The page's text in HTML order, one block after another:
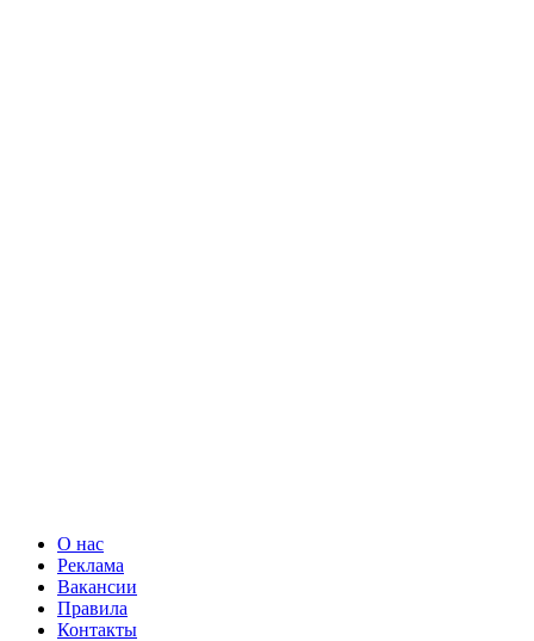
О нас
Реклама
Вакансии
Правила
Контакты